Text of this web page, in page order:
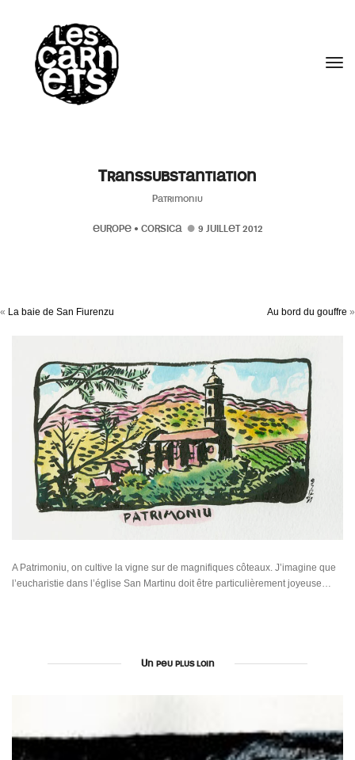
Transsubstantiation
Patrimoniu
EUROPE• CORSICA 9 JUILLET 2012
« La baie de San Fiurenzu Au bord du gouffre »
A Patrimoniu, on cultive la vigne sur de magnifiques côteaux. J’imagine que
l’eucharistie dans l’église San Martinu doit être particulièrement joyeuse…
Un peu plus loin